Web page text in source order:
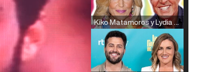
Kiko Matamoros y Lydia Lozano: "Nuestro público es de todas las edades y RTVE tiene un público muy pegado a las novelas, al que tenemos que captar"